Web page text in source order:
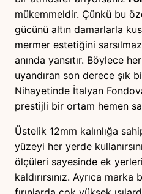
mükemmeldir. Çünkü bu
gücünü altın damarlarla
mermer estetiğini
anında yansıtır. Böylece
uyandıran son derece şık
Nihayetinde İtalyan
prestijli bir ortam hemen
Üstelik 12mm kalınlığa
yüzeyi her yerde
ölçüleri sayesinde ek
kaldırırsınız. Ayrıca